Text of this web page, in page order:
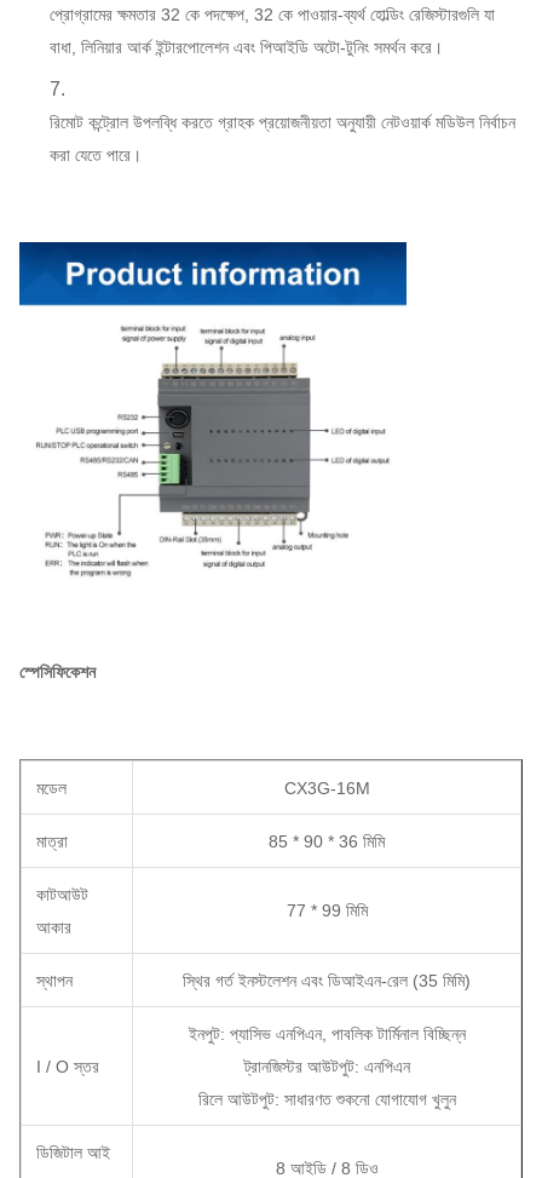
প্রোগ্রামের ক্ষমতার 32 কে পদক্ষেপ, 32 কে পাওয়ার-ব্যর্থ হোল্ডিং রেজিস্টারগুলি যা
বাধা, লিনিয়ার আর্ক ইন্টারপোলেশন এবং পিআইডি অটো-টুনিং সমর্থন করে।
রিমোট কন্ট্রোল উপলব্ধি করতে গ্রাহক প্রয়োজনীয়তা অনুযায়ী নেটওয়ার্ক মডিউল নির্বাচন
করা যেতে পারে।
স্পেসিফিকেশন
মডেল CX3G-16M
মাত্রা 85 * 90 * 36 মিমি
কাটআউট
আকার
77 * 99 মিমি
স্থাপন স্থির গর্ত ইনস্টলেশন এবং ডিআইএন-রেল (35 মিমি)
I / O স্তর
ইনপুট: প্যাসিভ এনপিএন, পাবলিক টার্মিনাল বিচ্ছিন্ন
ট্রানজিস্টর আউটপুট: এনপিএন
রিলে আউটপুট: সাধারণত শুকনো যোগাযোগ খুলুন
ডিজিটাল আই
8 আইডি / 8 ডিও